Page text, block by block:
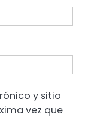
y sitio
vez que